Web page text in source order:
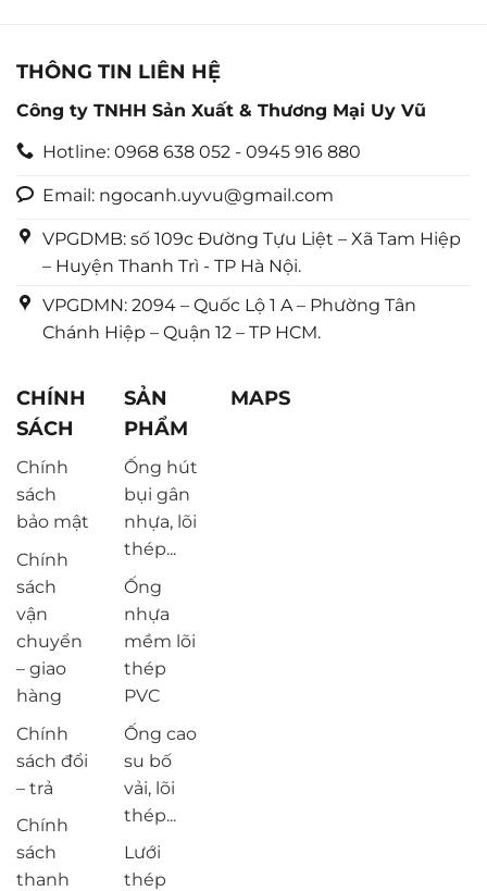
THÔNG TIN LIÊN HỆ
Công ty TNHH Sản Xuất & Thương Mại Uy Vũ
Hotline: 0968 638 052 - 0945 916 880
Email: ngocanh.uyvu@gmail.com
VPGDMB: số 109c Đường Tựu Liệt – Xã Tam Hiệp
– Huyện Thanh Trì - TP Hà Nội.
VPGDMN: 2094 – Quốc Lộ 1 A – Phường Tân
Chánh Hiệp – Quận 12 – TP HCM.
CHÍNH
SÁCH
Chính
sách
bảo mật
Chính
sách
vận
chuyển
– giao
hàng
Chính
sách đổi
– trả
Chính
sách
thanh
SẢN
PHẨM
Ống hút
bụi gân
nhựa, lõi
thép...
Ống
nhựa
mềm lõi
thép
PVC
Ống cao
su bố
vải, lõi
thép...
Lưới
thép
MAPS